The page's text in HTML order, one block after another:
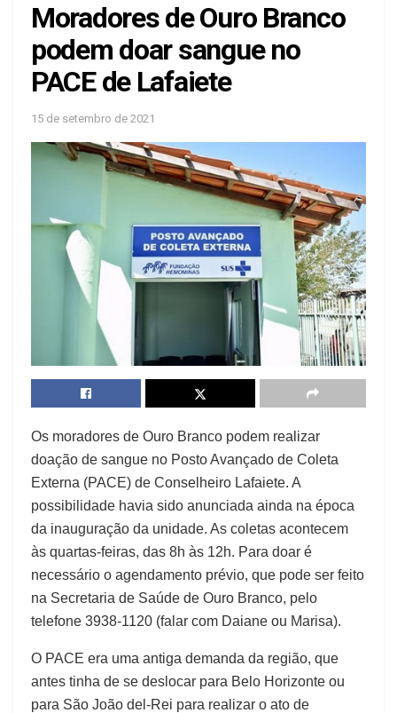
Moradores de Ouro Branco
podem doar sangue no
PACE de Lafaiete
15 de setembro de 2021
Os moradores de Ouro Branco podem realizar
doação de sangue no Posto Avançado de Coleta
Externa (PACE) de Conselheiro Lafaiete. A
possibilidade havia sido anunciada ainda na época
da inauguração da unidade. As coletas acontecem
às quartas-feiras, das 8h às 12h. Para doar é
necessário o agendamento prévio, que pode ser feito
na Secretaria de Saúde de Ouro Branco, pelo
telefone 3938-1120 (falar com Daiane ou Marisa).
O PACE era uma antiga demanda da região, que
antes tinha de se deslocar para Belo Horizonte ou
para São João del-Rei para realizar o ato de